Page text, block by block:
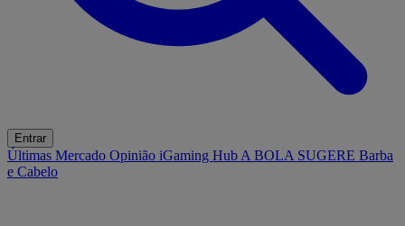
Entrar
Últimas Mercado Opinião iGaming Hub A BOLA SUGERE Barba
e Cabelo